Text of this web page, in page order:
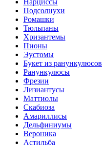
Подсолнухи
Ромашки
Тюльпаны
Хризантемы
Пионы
Эустомы
Букет из ранункулюсов
Ранункулюсы
Фрезии
Лизиантусы
Маттиолы
Скабиоза
Амариллисы
Дельфиниумы
Вероника
Астильба